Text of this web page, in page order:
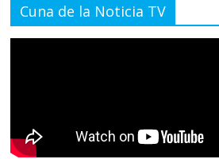
Cuna de la Noticia TV